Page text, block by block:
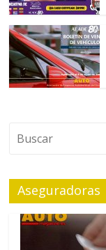
Aseguradoras